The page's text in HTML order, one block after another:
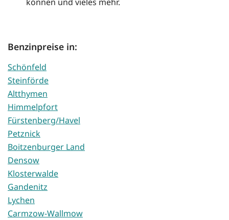
können und vieles mehr.
Benzinpreise in:
Schönfeld
Steinförde
Altthymen
Himmelpfort
Fürstenberg/Havel
Petznick
Boitzenburger Land
Densow
Klosterwalde
Gandenitz
Lychen
Carmzow-Wallmow